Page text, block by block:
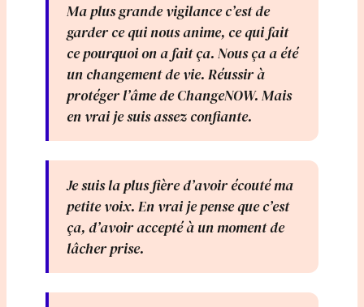
Ma plus grande vigilance c’est de
garder ce qui nous anime, ce qui fait
ce pourquoi on a fait ça. Nous ça a été
un changement de vie. Réussir à
protéger l’âme de ChangeNOW. Mais
en vrai je suis assez confiante.
Je suis la plus fière d’avoir écouté ma
petite voix. En vrai je pense que c’est
ça, d’avoir accepté à un moment de
lâcher prise.